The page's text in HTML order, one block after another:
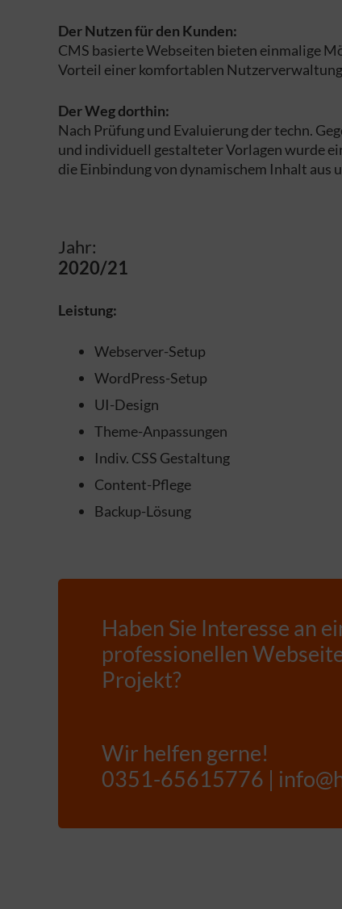
Der Nutzen für den Kunden:
CMS basierte Webseiten bieten einmalige
Vorteil einer komfortablen
Der Weg dorthin:
Nach Prüfung und Evaluierung der techn.
und individuell gestalteter Vorlagen wurde
die Einbindung von dynamischem Inhalt aus
Jahr:
2020/21
Leistung:
Webserver-Setup
WordPress-Setup
UI-Design
Theme-Anpassungen
Indiv. CSS Gestaltung
Content-Pflege
Backup-Lösung
Haben Sie Interesse an
professionellen
Projekt?
Wir helfen gerne!
0351-65615776 |